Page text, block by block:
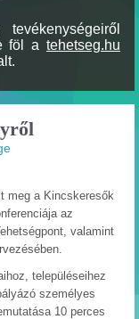
föl a tehetseg.hu
meg a Kincskeresők
az
valamint
településeihez
személyes
10 perces